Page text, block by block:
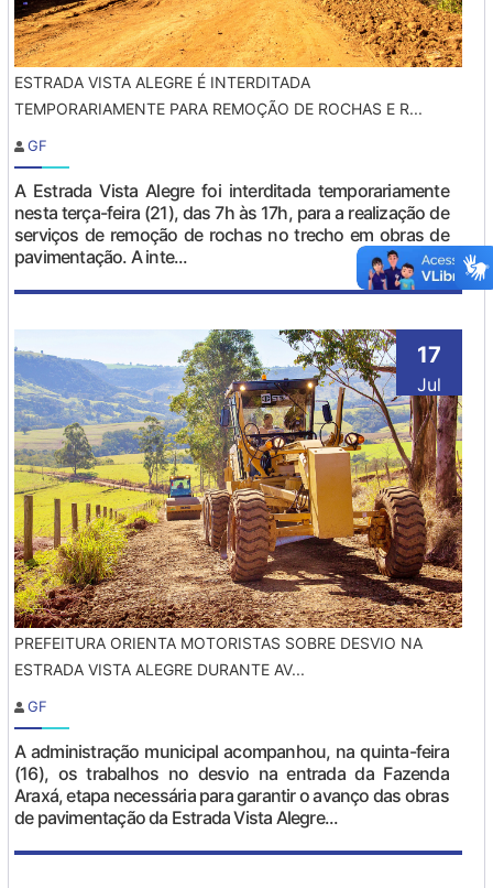
ESTRADA VISTA ALEGRE É INTERDITADA
TEMPORARIAMENTE PARA REMOÇÃO DE ROCHAS E R...
GF
A Estrada Vista Alegre foi interditada temporariamente
nesta terça-feira (21), das 7h às 17h, para a realização de
serviços de remoção de rochas no trecho em obras de
pavimentação. A inte...
17
Jul
PREFEITURA ORIENTA MOTORISTAS SOBRE DESVIO NA
ESTRADA VISTA ALEGRE DURANTE AV...
GF
A administração municipal acompanhou, na quinta-feira
(16), os trabalhos no desvio na entrada da Fazenda
Araxá, etapa necessária para garantir o avanço das obras
de pavimentação da Estrada Vista Alegre...